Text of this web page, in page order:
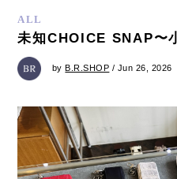
ALL
未知CHOICE SNAP〜
byB.R.SHOP / Jun 26, 2026